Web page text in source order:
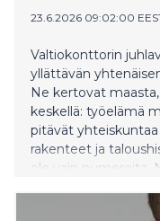
23.6.2026 09:02:00
Valtiokonttorin
yllättävän
Ne kertovat
keskellä: työelämä
pitävät
rakenteet ja
ole vain numeroita.